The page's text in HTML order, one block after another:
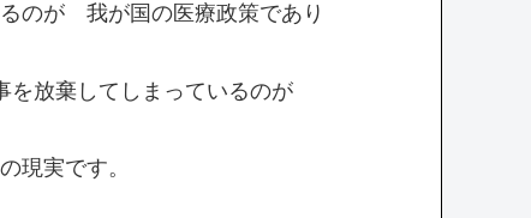
のが 我が国の医療政策であり
を放棄してしまっているのが
現実です。